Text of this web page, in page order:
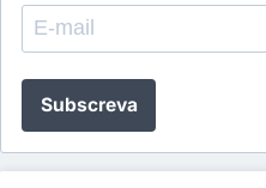
Subscreva